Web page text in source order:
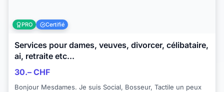
PRO Certifié
Services pour dames, veuves, divorcer, célibataire,
ai, retraite etc...
30.– CHF
Bonjour Mesdames. Je suis Social, Bosseur, Tactile un peux